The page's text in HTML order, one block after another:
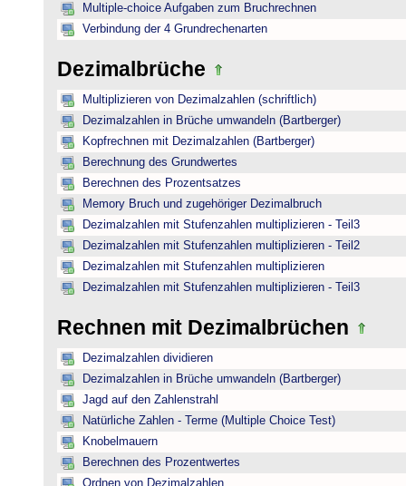
Multiple-choice Aufgaben zum Bruchrechnen
Verbindung der 4 Grundrechenarten
Dezimalbrüche
Multiplizieren von Dezimalzahlen (schriftlich)
Dezimalzahlen in Brüche umwandeln (Bartberger)
Kopfrechnen mit Dezimalzahlen (Bartberger)
Berechnung des Grundwertes
Berechnen des Prozentsatzes
Memory Bruch und zugehöriger Dezimalbruch
Dezimalzahlen mit Stufenzahlen multiplizieren - Teil3
Dezimalzahlen mit Stufenzahlen multiplizieren - Teil2
Dezimalzahlen mit Stufenzahlen multiplizieren
Dezimalzahlen mit Stufenzahlen multiplizieren - Teil3
Rechnen mit Dezimalbrüchen
Dezimalzahlen dividieren
Dezimalzahlen in Brüche umwandeln (Bartberger)
Jagd auf den Zahlenstrahl
Natürliche Zahlen - Terme (Multiple Choice Test)
Knobelmauern
Berechnen des Prozentwertes
Ordnen von Dezimalzahlen